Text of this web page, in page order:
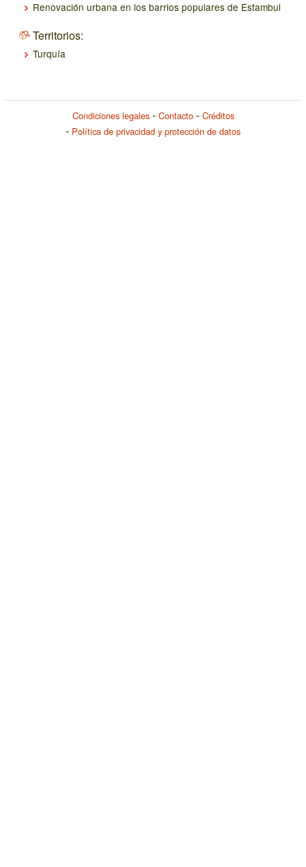
Renovación urbana en los barrios populares de Estambul
Territorios:
Turquía
Condiciones legales Contacto
Créditos
Política de privacidad y protección de datos